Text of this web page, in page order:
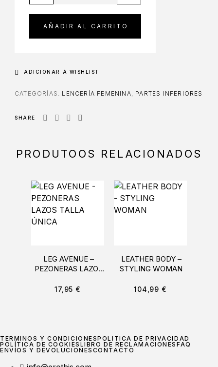
AÑADIR AL CARRITO
ADICIONAR À WISHLIST
CATEGORÍAS: LENCERÍA FEMENINA PARTES INFERIORES
SHARE
PRODUTOOS RELACIONADOS
LEG AVENUE –
PEZONERAS LAZOS
17,95 €
LEATHER BODY –
STYLING WOMAN
104,99 €
TÉRMINOS Y CONDICIONESPOLÍTICA DE PRIVACIDAD
POLÍTICA DE COOKIES LIBRO DE RECLAMACIONES FAQ
ENVÍOS Y DEVOLUCIONES CONTACTO